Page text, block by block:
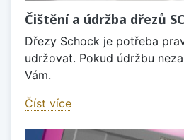
Čištění a údržba dřezů
Dřezy Schock je potřeba
udržovat. Pokud údržbu
Vám.
Číst více